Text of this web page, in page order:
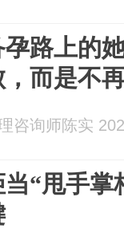
孕路上的
，而是不
咨询师陈实
当“甩手掌